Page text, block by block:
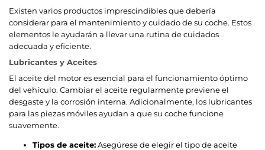
Existen varios productos imprescindibles que debería
considerar para el mantenimiento y cuidado de su coche. Estos
elementos le ayudarán a llevar una rutina de cuidados
adecuada y eficiente.
Lubricantes y Aceites
El aceite del motor es esencial para el funcionamiento óptimo
del vehículo. Cambiar el aceite regularmente previene el
desgaste y la corrosión interna. Adicionalmente, los lubricantes
para las piezas móviles ayudan a que su coche funcione
suavemente.
Tipos de aceite:Asegúrese de elegir el tipo de aceite